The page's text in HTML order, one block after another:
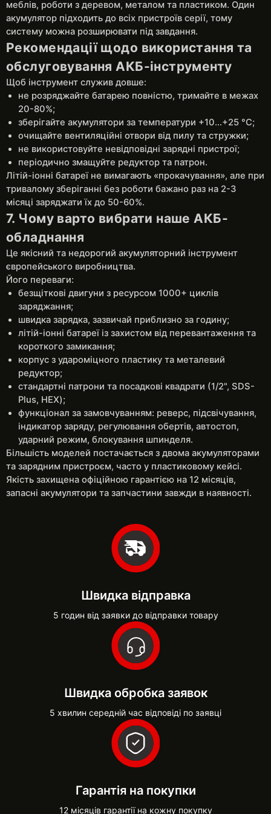
меблів, роботи з деревом, металом та пластиком. Один
акумулятор підходить до всіх пристроїв серії, тому
систему можна розширювати під завдання.
Рекомендації щодо використання та
обслуговування АКБ-інструменту
Щоб інструмент служив довше:
не розряджайте батарею повністю, тримайте в межах
20-80%;
зберігайте акумулятори за температури +10…+25 °C;
очищайте вентиляційні отвори від пилу та стружки;
не використовуйте невідповідні зарядні пристрої;
періодично змащуйте редуктор та патрон.
Літій-іонні батареї не вимагають «прокачування», але при
тривалому зберіганні без роботи бажано раз на 2-3
місяці заряджати їх до 50-60%.
7. Чому варто вибрати наше АКБ-
обладнання
Це якісний та недорогий акумуляторний інструмент
європейського виробництва.
Його переваги:
безщіткові двигуни з ресурсом 1000+ циклів
заряджання;
швидка зарядка, зазвичай приблизно за годину;
літій-іонні батареї із захистом від перевантаження та
короткого замикання;
корпус з удароміцного пластику та металевий
редуктор;
стандартні патрони та посадкові квадрати (1/2", SDS-
Plus, HEX);
функціонал за замовчуванням: реверс, підсвічування,
індикатор заряду, регулювання обертів, автостоп,
ударний режим, блокування шпинделя.
Більшість моделей постачається з двома акумуляторами
та зарядним пристроєм, часто у пластиковому кейсі.
Якість захищена офіційною гарантією на 12 місяців,
запасні акумулятори та запчастини завжди в наявності.
Швидка відправка
5 годин від заявки до відправки товару
Швидка обробка заявок
5 хвилин середній час відповіді по заявці
Гарантія на покупки
12 місяців гарантії на кожну покупку